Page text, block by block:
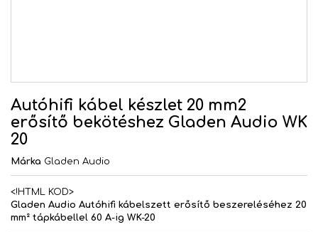
Autóhifi kábel készlet 20 mm2
erősítő bekötéshez Gladen Audio WK
20
Márka Gladen Audio
<!HTML KOD>
Gladen Audio Autóhifi kábelszett erősítő beszereléséhez 20
mm² tápkábellel 60 A-ig WK-20